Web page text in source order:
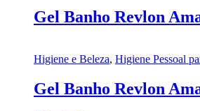
Gel Banho Revlon
Higiene e Beleza, Higiene Pessoal
Gel Banho Revlon